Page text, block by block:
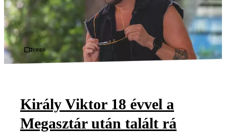
Videó
Király Viktor 18 évvel a
Megasztár után talált rá